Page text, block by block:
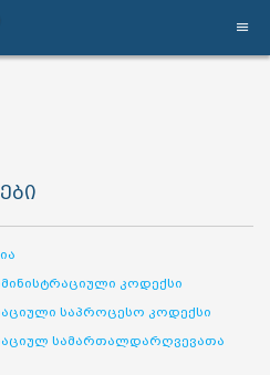
კოდექსი
საპროცესო კოდექსი
სამართალდარღვევათა